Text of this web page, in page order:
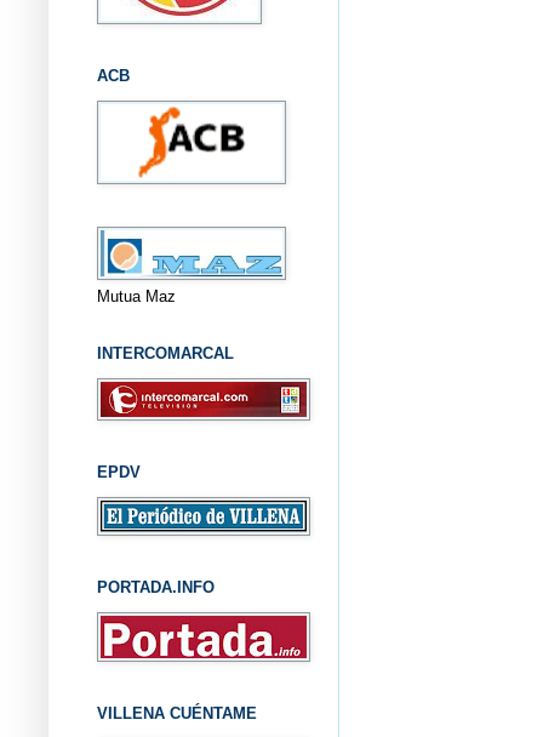
ACB
Mutua Maz
INTERCOMARCAL
EPDV
PORTADA.INFO
VILLENA CUÉNTAME